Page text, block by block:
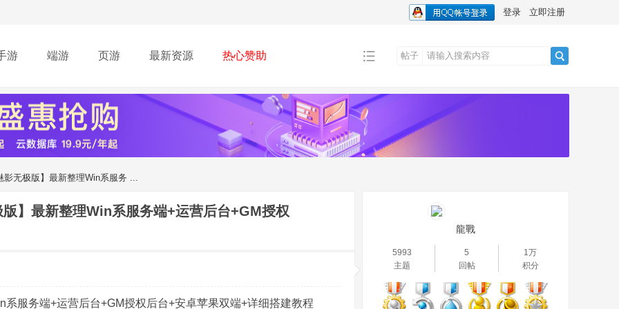
登录 立即注册
游 端游 页游 最新资源 热心赞助 帖子
影无极版】最新整理Win系服务 ...
】最新整理Win系服务端+运营后台+GM授权
服务端+运营后台+GM授权后台+安卓苹果双端+详细搭建教程
龍戰
5993
主题
5
回帖
1万
积分